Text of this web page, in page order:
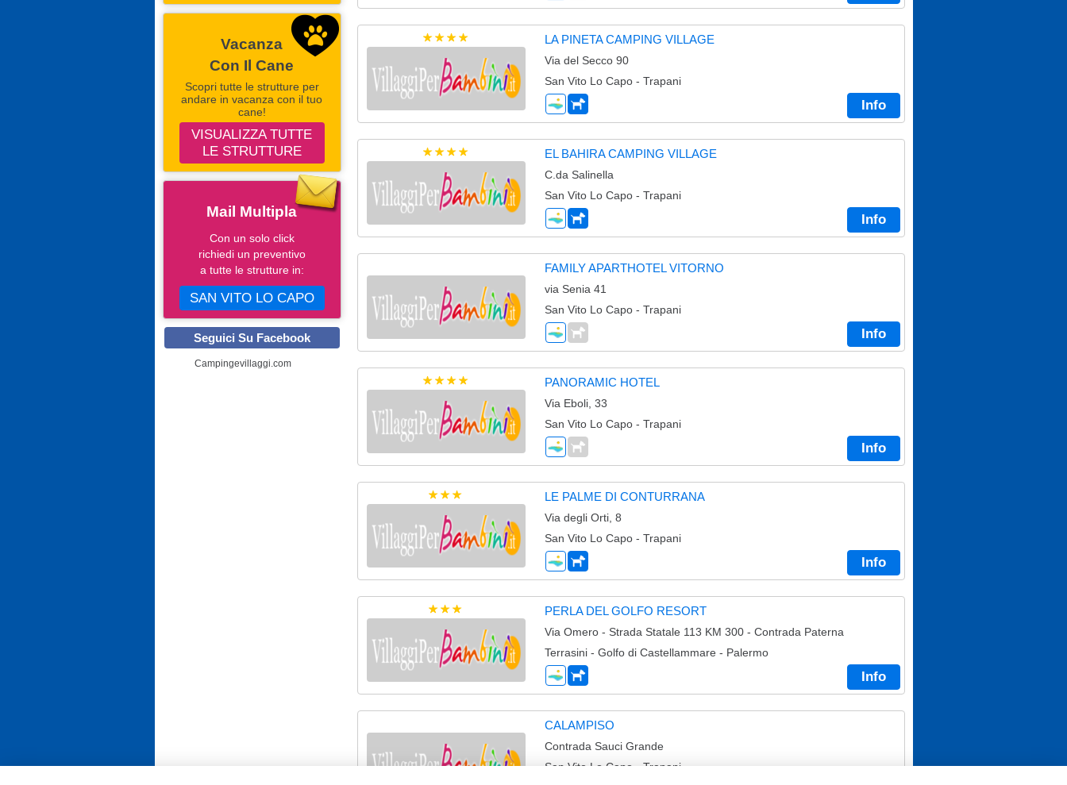
Vacanza
Con Il Cane
Scopri tutte le strutture per
andare in vacanza con il tuo
cane!
VISUALIZZA TUTTE
LE STRUTTURE
Mail Multipla
Con un solo click
richiedi un preventivo
a tutte le strutture in:
SAN VITO LO CAPO
Seguici Su Facebook
Campingevillaggi.com
LA PINETA CAMPING VILLAGE
Via del Secco 90
San Vito Lo Capo - Trapani
Info
EL BAHIRA CAMPING VILLAGE
C.da Salinella
San Vito Lo Capo - Trapani
Info
FAMILY APARTHOTEL VITORNO
via Senia 41
San Vito Lo Capo - Trapani
Info
PANORAMIC HOTEL
Via Eboli, 33
San Vito Lo Capo - Trapani
Info
LE PALME DI CONTURRANA
Via degli Orti, 8
San Vito Lo Capo - Trapani
Info
PERLA DEL GOLFO RESORT
Via Omero - Strada Statale 113 KM 300 - Contrada Paterna
Terrasini - Golfo di Castellammare - Palermo
Info
CALAMPISO
Contrada Sauci Grande
San Vito Lo Capo - Trapani